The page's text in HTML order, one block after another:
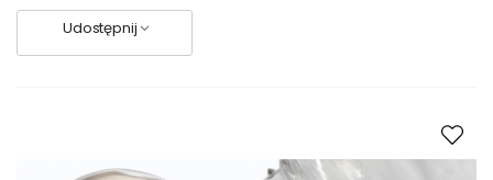
Udostępnij